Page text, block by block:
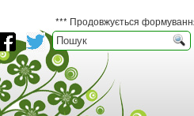
*** Продовжується формування